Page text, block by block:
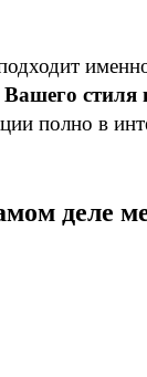
стиля
полно в